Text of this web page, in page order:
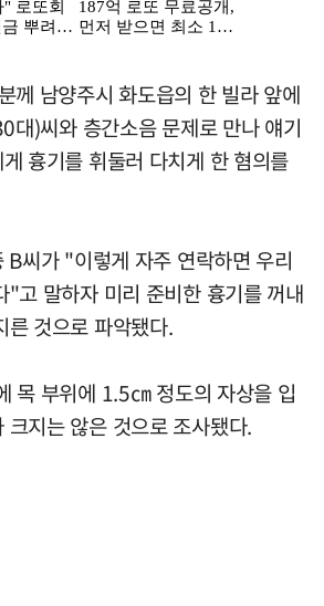
께 남양주시 화도읍의 한 빌라 앞에
대)씨와 층간소음 문제로 만나 얘기
흉기를 휘둘러 다치게 한 혐의를
B씨가 "이렇게 자주 연락하면 우리
"고 말하자 미리 준비한 흉기를 꺼내
른 것으로 파악됐다.
목 부위에 1.5㎝ 정도의 자상을 입
크지는 않은 것으로 조사됐다.